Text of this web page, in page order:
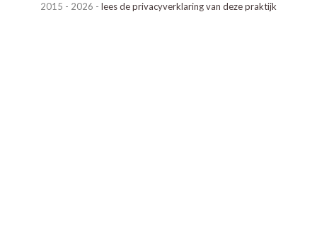
2015 - 2026 - lees de privacyverklaring van deze praktijk